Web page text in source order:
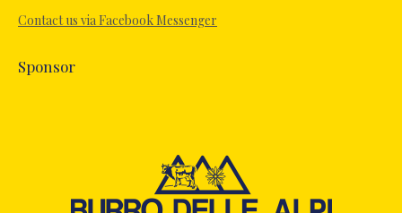
Contact us via Facebook Messenger
Sponsor